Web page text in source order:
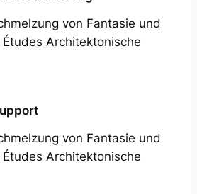
von Fantasie und
Architektonische
von Fantasie und
Architektonische